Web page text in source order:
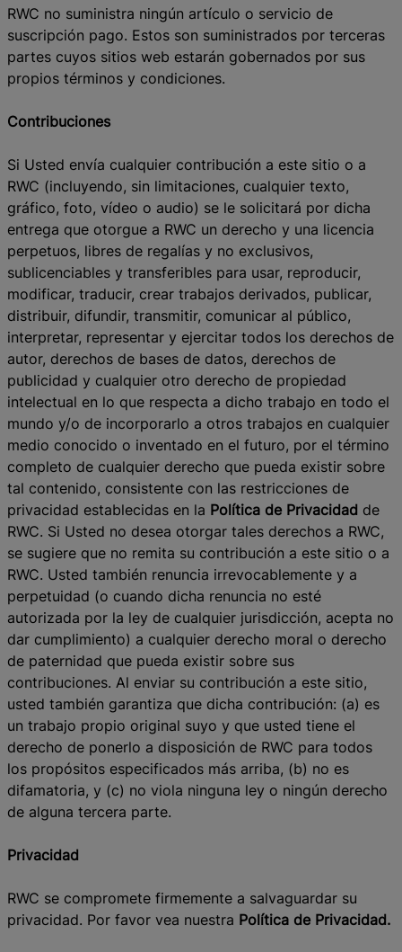
RWC no suministra ningún artículo o servicio de
suscripción pago. Estos son suministrados por terceras
partes cuyos sitios web estarán gobernados por sus
propios términos y condiciones.
Contribuciones
Si Usted envía cualquier contribución a este sitio o a
RWC (incluyendo, sin limitaciones, cualquier texto,
gráfico, foto, vídeo o audio) se le solicitará por dicha
entrega que otorgue a RWC un derecho y una licencia
perpetuos, libres de regalías y no exclusivos,
sublicenciables y transferibles para usar, reproducir,
modificar, traducir, crear trabajos derivados, publicar,
distribuir, difundir, transmitir, comunicar al público,
interpretar, representar y ejercitar todos los derechos de
autor, derechos de bases de datos, derechos de
publicidad y cualquier otro derecho de propiedad
intelectual en lo que respecta a dicho trabajo en todo el
mundo y/o de incorporarlo a otros trabajos en cualquier
medio conocido o inventado en el futuro, por el término
completo de cualquier derecho que pueda existir sobre
tal contenido, consistente con las restricciones de
privacidad establecidas en la Política de Privacidad de
RWC. Si Usted no desea otorgar tales derechos a RWC,
se sugiere que no remita su contribución a este sitio o a
RWC. Usted también renuncia irrevocablemente y a
perpetuidad (o cuando dicha renuncia no esté
autorizada por la ley de cualquier jurisdicción, acepta no
dar cumplimiento) a cualquier derecho moral o derecho
de paternidad que pueda existir sobre sus
contribuciones. Al enviar su contribución a este sitio,
usted también garantiza que dicha contribución: (a) es
un trabajo propio original suyo y que usted tiene el
derecho de ponerlo a disposición de RWC para todos
los propósitos especificados más arriba, (b) no es
difamatoria, y (c) no viola ninguna ley o ningún derecho
de alguna tercera parte.
Privacidad
RWC se compromete firmemente a salvaguardar su
privacidad. Por favor vea nuestra Política de Privacidad.